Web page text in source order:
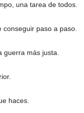
una tarea de todos.
conseguir paso a paso.
guerra más justa.
haces.